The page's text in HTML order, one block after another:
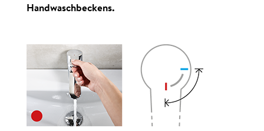
Hand­wasch­beckens.